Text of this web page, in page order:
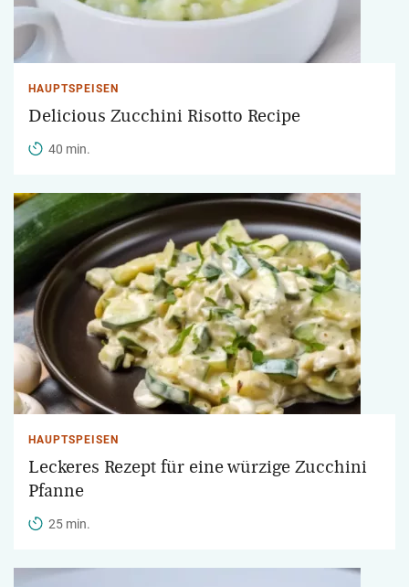
HAUPTSPEISEN
Delicious Zucchini Risotto Recipe
40 min.
HAUPTSPEISEN
Leckeres Rezept für eine würzige Zucchini
Pfanne
25 min.